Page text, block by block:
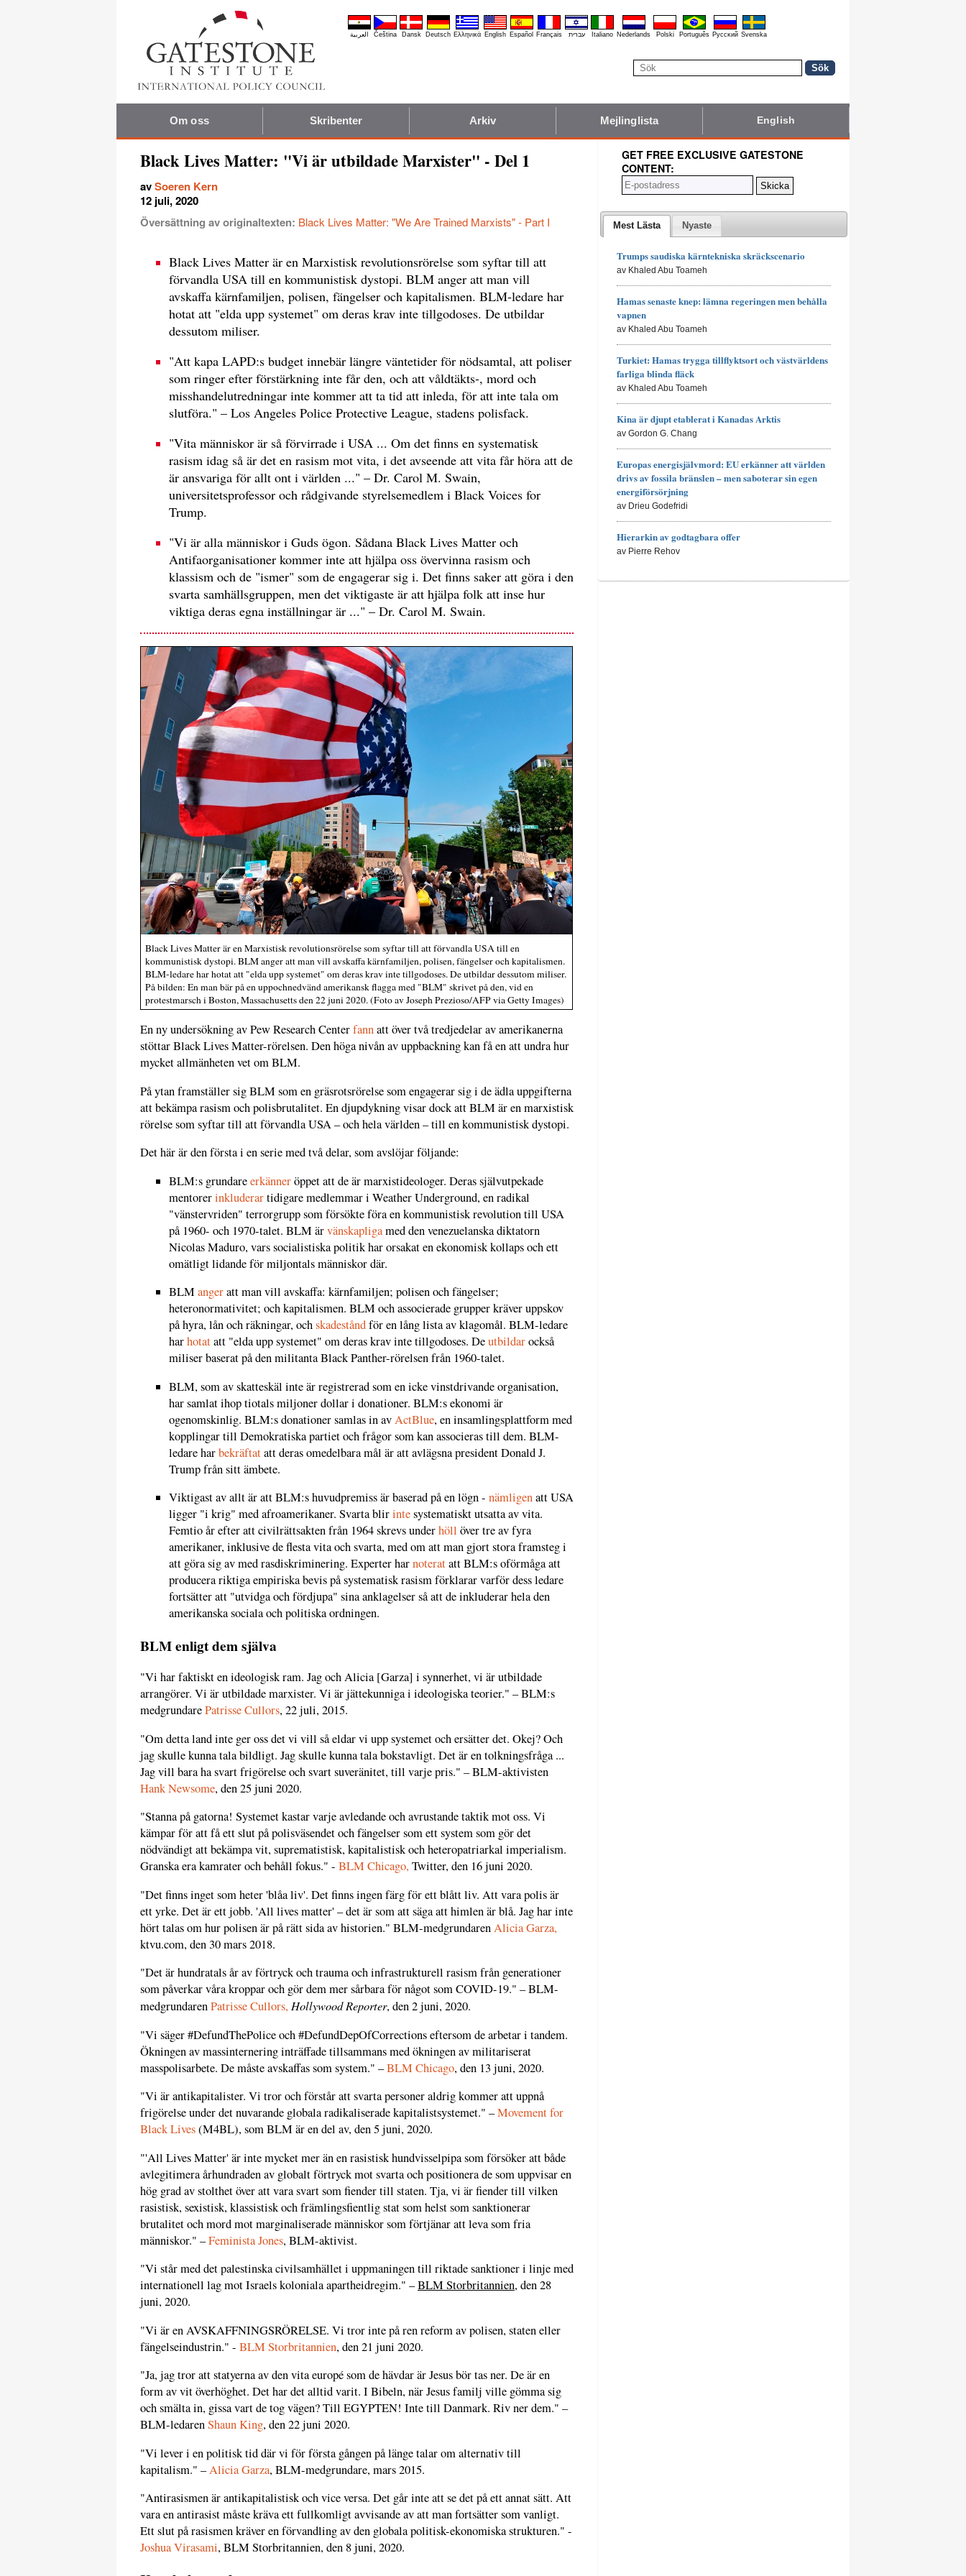
العربية Čeština Dansk Deutsch Ελληνικά English Español Français עברית Italiano Nederlands Polski Português Pyccĸий Svenska
Om oss Skribenter Arkiv Mejlinglista English
Black Lives Matter: "Vi är utbildade Marxister" - Del 1
avSoeren Kern
12 juli, 2020
Översättning av originaltexten: Black Lives Matter: "We Are Trained Marxists" - Part I
Black Lives Matter är en Marxistisk revolutionsrörelse som syftar till att
förvandla USA till en kommunistisk dystopi. BLM anger att man vill
avskaffa kärnfamiljen, polisen, fängelser och kapitalismen. BLM-ledare har
hotat att "elda upp systemet" om deras krav inte tillgodoses. De utbildar
dessutom miliser.
"Att kapa LAPD:s budget innebär längre väntetider för nödsamtal, att poliser
som ringer efter förstärkning inte får den, och att våldtäkts-, mord och
misshandelutredningar inte kommer att ta tid att inleda, för att inte tala om
slutföra." – Los Angeles Police Protective League, stadens polisfack.
"Vita människor är så förvirrade i USA ... Om det finns en systematisk
rasism idag så är det en rasism mot vita, i det avseende att vita får höra att de
är ansvariga för allt ont i världen ..." – Dr. Carol M. Swain,
universitetsprofessor och rådgivande styrelsemedlem i Black Voices for
Trump.
"Vi är alla människor i Guds ögon. Sådana Black Lives Matter och
Antifaorganisationer kommer inte att hjälpa oss övervinna rasism och
klassism och de "ismer" som de engagerar sig i. Det finns saker att göra i den
svarta samhällsgruppen, men det viktigaste är att hjälpa folk att inse hur
viktiga deras egna inställningar är ..." – Dr. Carol M. Swain.
Black Lives Matter är en Marxistisk revolutionsrörelse som syftar till att förvandla USA till en
kommunistisk dystopi. BLM anger att man vill avskaffa kärnfamiljen, polisen, fängelser och kapitalismen.
BLM-ledare har hotat att "elda upp systemet" om deras krav inte tillgodoses. De utbildar dessutom miliser.
På bilden: En man bär på en uppochnedvänd amerikansk flagga med "BLM" skrivet på den, vid en
protestmarsch i Boston, Massachusetts den 22 juni 2020. (Foto av Joseph Prezioso/AFP via Getty Images)
En ny undersökning av Pew Research Centerfannatt över två tredjedelar av amerikanerna
stöttar Black Lives Matter-rörelsen. Den höga nivån av uppbackning kan få en att undra hur
mycket allmänheten vet om BLM.
På ytan framställer sig BLM som en gräsrotsrörelse som engagerar sig i de ädla uppgifterna
att bekämpa rasism och polisbrutalitet. En djupdykning visar dock att BLM är en marxistisk
rörelse som syftar till att förvandla USA – och hela världen – till en kommunistisk dystopi.
Det här är den första i en serie med två delar, som avslöjar följande:
BLM:s grundareerkänneröppet att de är marxistideologer. Deras självutpekade
mentorerinkluderartidigare medlemmar i Weather Underground, en radikal
"vänstervriden" terrorgrupp som försökte föra en kommunistisk revolution till USA
på 1960- och 1970-talet. BLM ärvänskapligamed den venezuelanska diktatorn
Nicolas Maduro, vars socialistiska politik har orsakat en ekonomisk kollaps och ett
omätligt lidande för miljontals människor där.
BLM angeratt man vill avskaffa: kärnfamiljen; polisen och fängelser;
heteronormativitet; och kapitalismen. BLM och associerade grupper kräver uppskov
på hyra, lån och räkningar, ochskadeståndför en lång lista av klagomål. BLM-ledare
harhotatatt "elda upp systemet" om deras krav inte tillgodoses. Deutbildarockså
miliser baserat på den militanta Black Panther-rörelsen från 1960-talet.
BLM, som av skatteskäl inte är registrerad som en icke vinstdrivande organisation,
har samlat ihop tiotals miljoner dollar i donationer. BLM:s ekonomi är
ogenomskinlig. BLM:s donationer samlas in avActBlue, en insamlingsplattform med
kopplingar till Demokratiska partiet och frågor som kan associeras till dem. BLM-
ledare harbekräftatatt deras omedelbara mål är att avlägsna president Donald J.
Trump från sitt ämbete.
Viktigast av allt är att BLM:s huvudpremiss är baserad på en lögn - nämligenatt USA
ligger "i krig" med afroamerikaner. Svarta blirintesystematiskt utsatta av vita.
Femtio år efter att civilrättsakten från 1964 skrevs underhöll över tre av fyra
amerikaner, inklusive de flesta vita och svarta, med om att man gjort stora framsteg i
att göra sig av med rasdiskriminering. Experter harnoteratatt BLM:s oförmåga att
producera riktiga empiriska bevis på systematisk rasism förklarar varför dess ledare
fortsätter att "utvidga och fördjupa" sina anklagelser så att de inkluderar hela den
amerikanska sociala och politiska ordningen.
BLM enligt dem själva
"Vi har faktiskt en ideologisk ram. Jag och Alicia [Garza] i synnerhet, vi är utbildade
arrangörer. Vi är utbildade marxister. Vi är jättekunniga i ideologiska teorier." – BLM:s
medgrundarePatrisse Cullors, 22 juli, 2015.
"Om detta land inte ger oss det vi vill så eldar vi upp systemet och ersätter det. Okej? Och
jag skulle kunna tala bildligt. Jag skulle kunna tala bokstavligt. Det är en tolkningsfråga ...
Jag vill bara ha svart frigörelse och svart suveränitet, till varje pris." – BLM-aktivisten
Hank Newsome, den 25 juni 2020.
"Stanna på gatorna! Systemet kastar varje avledande och avrustande taktik mot oss. Vi
kämpar för att få ett slut på polisväsendet och fängelser som ett system som gör det
nödvändigt att bekämpa vit, suprematistisk, kapitalistisk och heteropatriarkal imperialism.
Granska era kamrater och behåll fokus." - BLM Chicago, Twitter, den 16 juni 2020.
"Det finns inget som heter 'blåa liv'. Det finns ingen färg för ett blått liv. Att vara polis är
ett yrke. Det är ett jobb. 'All lives matter' – det är som att säga att himlen är blå. Jag har inte
hört talas om hur polisen är på rätt sida av historien." BLM-medgrundarenAlicia Garza,
ktvu.com, den 30 mars 2018.
"Det är hundratals år av förtryck och trauma och infrastrukturell rasism från generationer
som påverkar våra kroppar och gör dem mer sårbara för något som COVID-19." – BLM-
medgrundarenPatrisse Cullors, Hollywood Reporter, den 2 juni, 2020.
"Vi säger #DefundThePolice och #DefundDepOfCorrections eftersom de arbetar i tandem.
Ökningen av massinternering inträffade tillsammans med ökningen av militariserat
masspolisarbete. De måste avskaffas som system." –BLM Chicago, den 13 juni, 2020.
"Vi är antikapitalister. Vi tror och förstår att svarta personer aldrig kommer att uppnå
frigörelse under det nuvarande globala radikaliserade kapitalistsystemet." –Movement for
Black Lives(M4BL), som BLM är en del av, den 5 juni, 2020.
"'All Lives Matter' är inte mycket mer än en rasistisk hundvisselpipa som försöker att både
avlegitimera århundraden av globalt förtryck mot svarta och positionera de som uppvisar en
hög grad av stolthet över att vara svart som fiender till staten. Tja, vi är fiender till vilken
rasistisk, sexistisk, klassistisk och främlingsfientlig stat som helst som sanktionerar
brutalitet och mord mot marginaliserade människor som förtjänar att leva som fria
människor." –Feminista Jones, BLM-aktivist.
"Vi står med det palestinska civilsamhället i uppmaningen till riktade sanktioner i linje med
internationell lag mot Israels koloniala apartheidregim." –BLM Storbritannien, den 28
juni, 2020.
"Vi är en AVSKAFFNINGSRÖRELSE. Vi tror inte på ren reform av polisen, staten eller
fängelseindustrin." - BLM Storbritannien, den 21 juni 2020.
"Ja, jag tror att statyerna av den vita europé som de hävdar är Jesus bör tas ner. De är en
form av vit överhöghet. Det har det alltid varit. I Bibeln, när Jesus familj ville gömma sig
och smälta in, gissa vart de tog vägen? Till EGYPTEN! Inte till Danmark. Riv ner dem." –
BLM-ledarenShaun King, den 22 juni 2020.
"Vi lever i en politisk tid där vi för första gången på länge talar om alternativ till
kapitalism." –Alicia Garza, BLM-medgrundare, mars 2015.
"Antirasismen är antikapitalistisk och vice versa. Det går inte att se det på ett annat sätt. Att
vara en antirasist måste kräva ett fullkomligt avvisande av att man fortsätter som vanligt.
Ett slut på rasismen kräver en förvandling av den globala politisk-ekonomiska strukturen." -
Joshua Virasami, BLM Storbritannien, den 8 juni, 2020.
GET FREE EXCLUSIVE GATESTONE
CONTENT:
Mest Lästa Nyaste
Trumps saudiska kärntekniska skräckscenario
av Khaled Abu Toameh
Hamas senaste knep: lämna regeringen men behålla
vapnen
av Khaled Abu Toameh
Turkiet: Hamas trygga tillflyktsort och västvärldens
farliga blinda fläck
av Khaled Abu Toameh
Kina är djupt etablerat i Kanadas Arktis
av Gordon G. Chang
Europas energisjälvmord: EU erkänner att världen
drivs av fossila bränslen – men saboterar sin egen
energiförsörjning
av Drieu Godefridi
Hierarkin av godtagbara offer
av Pierre Rehov